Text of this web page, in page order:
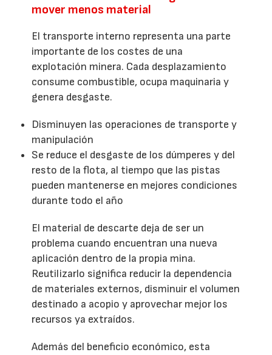
mover menos material
El transporte interno representa una parte
importante de los costes de una
explotación minera. Cada desplazamiento
consume combustible, ocupa maquinaria y
genera desgaste.
Disminuyen las operaciones de transporte y
manipulación
Se reduce el desgaste de los dúmperes y del
resto de la flota, al tiempo que las pistas
pueden mantenerse en mejores condiciones
durante todo el año
El material de descarte deja de ser un
problema cuando encuentran una nueva
aplicación dentro de la propia mina.
Reutilizarlo significa reducir la dependencia
de materiales externos, disminuir el volumen
destinado a acopio y aprovechar mejor los
recursos ya extraídos.
Además del beneficio económico, esta